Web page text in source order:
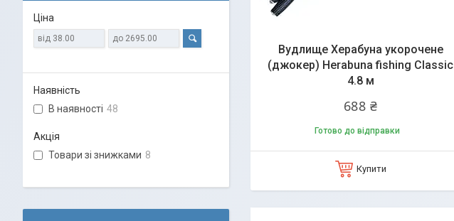
Вудлище Херабуна укорочене
(джокер) Herabuna fishing Classic
4.8 м
688 ₴
Готово до відправки
Купити
Ціна
Наявність
В наявності 48
Акція
Товари зі знижками 8